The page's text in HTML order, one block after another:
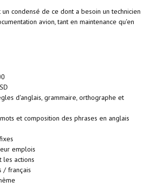
condensé de ce dont a besoin un technicien
avion, tant en maintenance qu'en
d'anglais, grammaire, orthographe et
et composition des phrases en anglais
emplois
les actions
/ français